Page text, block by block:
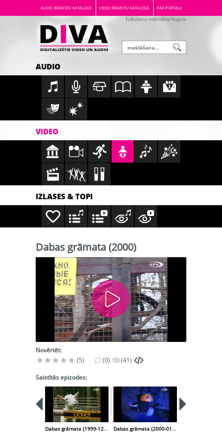
AUDIO IERAKSTU KATALOGS VIDEO IERAKSTU KATALOGS PAR PORTĀLU
Tulkošanu nodrošina Hugo.lv
AUDIO
VIDEO
IZLASES & TOPI
Dabas grāmata (2000)
Novērtēt:
(5)
(0) (41)
Saistītās epizodes:
Dabas grāmata (1999-12-30) Dabas grāmata (2000-01-13)